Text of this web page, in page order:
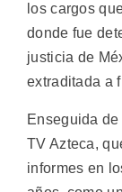
los cargos
donde fue
justicia de
extraditada a
Enseguida
TV Azteca,
informes en